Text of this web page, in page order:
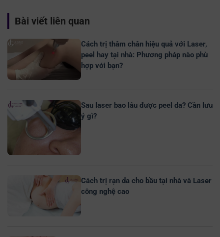
Bài viết liên quan
Cách trị thâm chân hiệu quả với Laser,
peel hay tại nhà: Phương pháp nào phù
hợp với bạn?
Sau laser bao lâu được peel da? Cần lưu
ý gì?
Cách trị rạn da cho bầu tại nhà và Laser
công nghệ cao